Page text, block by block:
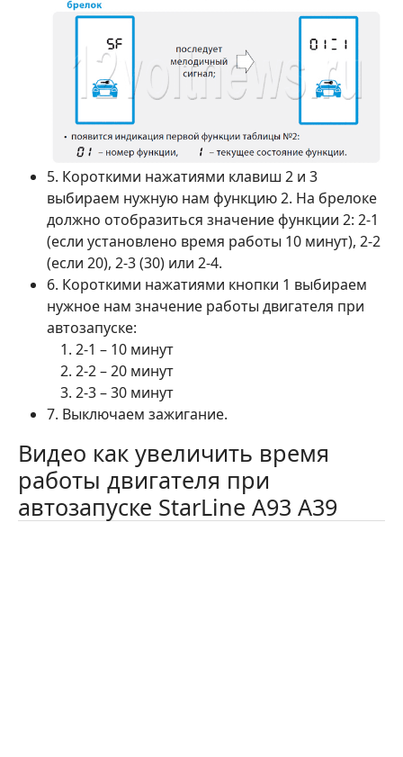
5. Короткими нажатиями клавиш 2 и 3
выбираем нужную нам функцию 2. На брелоке
должно отобразиться значение функции 2: 2-1
(если установлено время работы 10 минут), 2-2
(если 20), 2-3 (30) или 2-4.
6. Короткими нажатиями кнопки 1 выбираем
нужное нам значение работы двигателя при
автозапуске:
2-1 – 10 минут
2-2 – 20 минут
2-3 – 30 минут
7. Выключаем зажигание.
Видео как увеличить время
работы двигателя при
автозапуске StarLine A93 A39